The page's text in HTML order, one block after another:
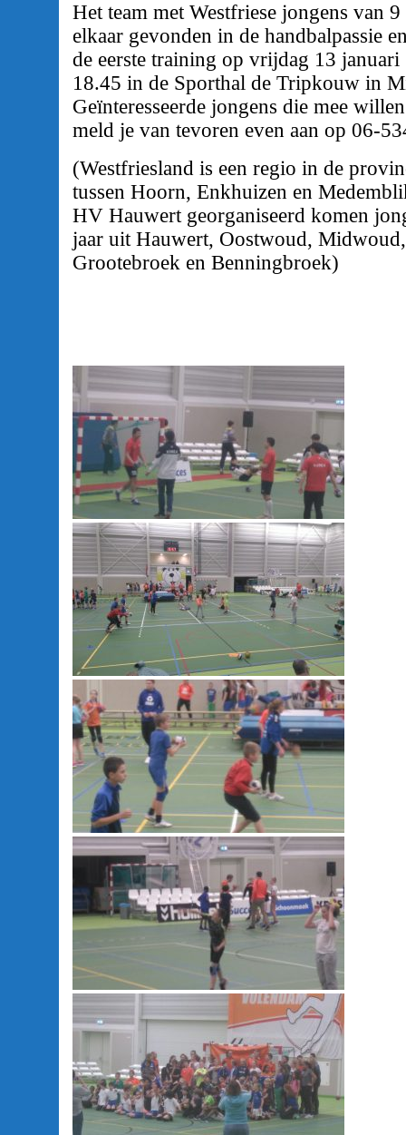
Het team met Westfriese jongens van
elkaar gevonden in de handbalpassie
de eerste training op vrijdag 13
18.45 in de Sporthal de Tripkouw in
Geïnteresseerde jongens die mee
meld je van tevoren even aan op 06-
(Westfriesland is een regio in de
tussen Hoorn, Enkhuizen en
HV Hauwert georganiseerd komen
jaar uit Hauwert, Oostwoud,
Grootebroek en Benningbroek)